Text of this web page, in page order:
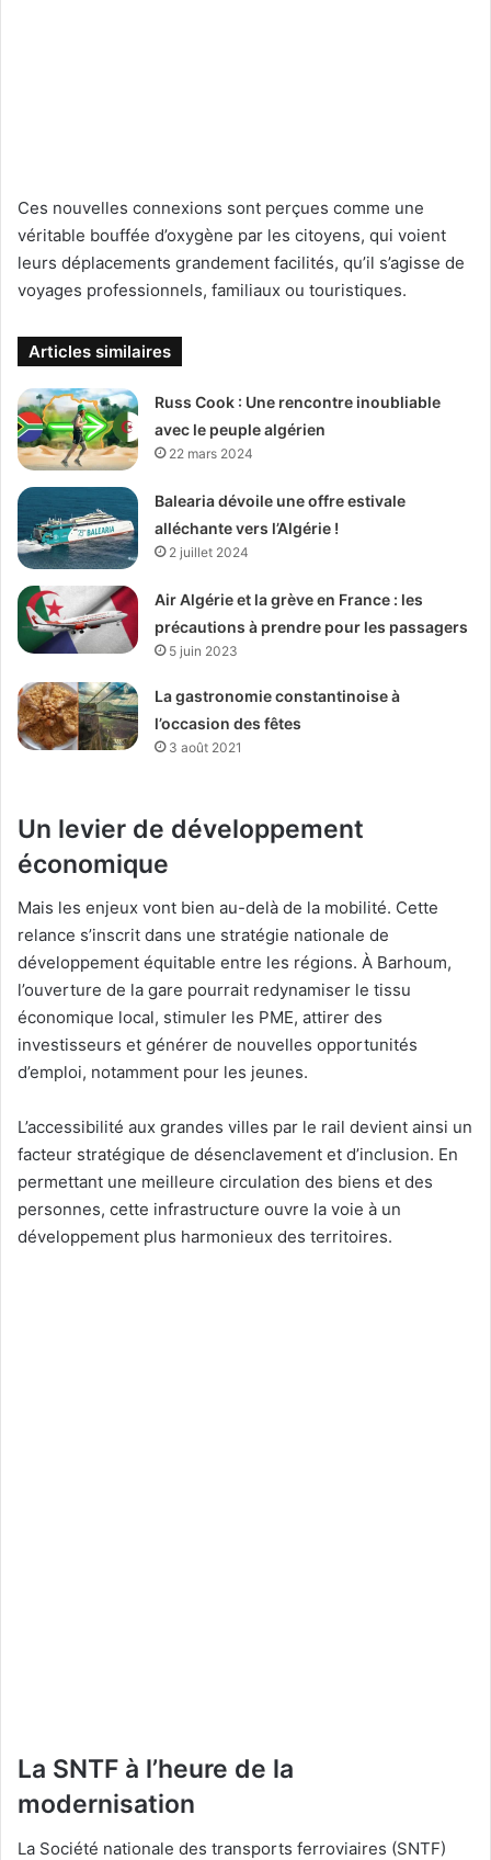
Ces nouvelles connexions sont perçues comme une
véritable bouffée d’oxygène par les citoyens, qui voient
leurs déplacements grandement facilités, qu’il s’agisse de
voyages professionnels, familiaux ou touristiques.
Articles similaires
Russ Cook : Une rencontre inoubliable
avec le peuple algérien
22 mars 2024
Balearia dévoile une offre estivale
alléchante vers l’Algérie !
2 juillet 2024
Air Algérie et la grève en France : les
précautions à prendre pour les passagers
5 juin 2023
La gastronomie constantinoise à
l’occasion des fêtes
3 août 2021
Un levier de développement
économique
Mais les enjeux vont bien au-delà de la mobilité. Cette
relance s’inscrit dans une stratégie nationale de
développement équitable entre les régions. À Barhoum,
l’ouverture de la gare pourrait redynamiser le tissu
économique local, stimuler les PME, attirer des
investisseurs et générer de nouvelles opportunités
d’emploi, notamment pour les jeunes.
L’accessibilité aux grandes villes par le rail devient ainsi un
facteur stratégique de désenclavement et d’inclusion. En
permettant une meilleure circulation des biens et des
personnes, cette infrastructure ouvre la voie à un
développement plus harmonieux des territoires.
La SNTF à l’heure de la
modernisation
La Société nationale des transports ferroviaires (SNTF)